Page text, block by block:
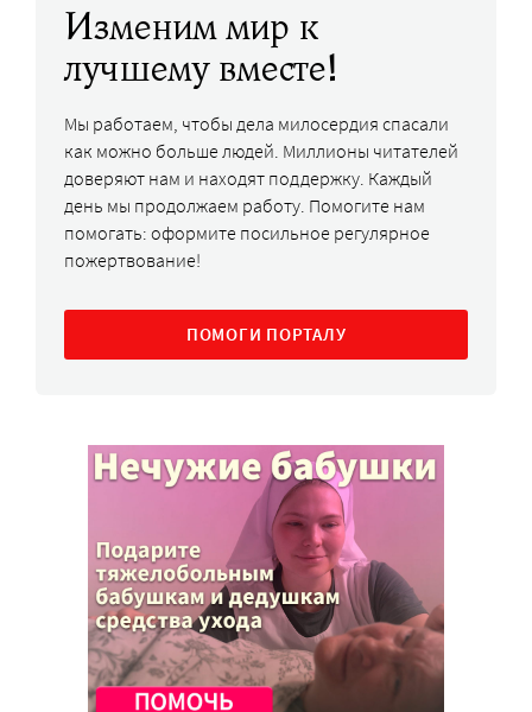
Изменим мир к
лучшему вместе!
Мы работаем, чтобы дела милосердия спасали
как можно больше людей. Миллионы читателей
доверяют нам и находят поддержку. Каждый
день мы продолжаем работу. Помогите нам
помогать: оформите посильное регулярное
пожертвование!
ПОМОГИ ПОРТАЛУ